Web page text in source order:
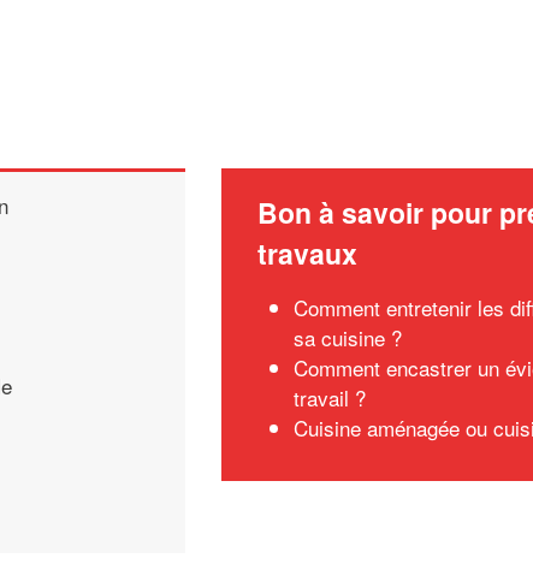
Bon à savoir pour
travaux
Comment entretenir les
sa cuisine ?
Comment encastrer un
travail ?
Cuisine aménagée ou